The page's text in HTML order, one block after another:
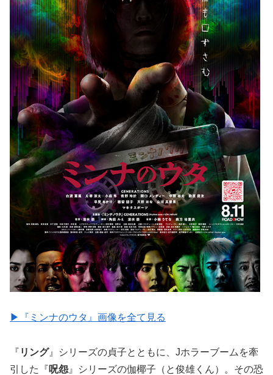
▶︎『ミンナのウタ』画像を全て見る
『 リング』シリーズの貞子とともに、Jホラーブームを牽
引した『呪怨』シリーズの伽椰子（と俊雄くん）。その恐